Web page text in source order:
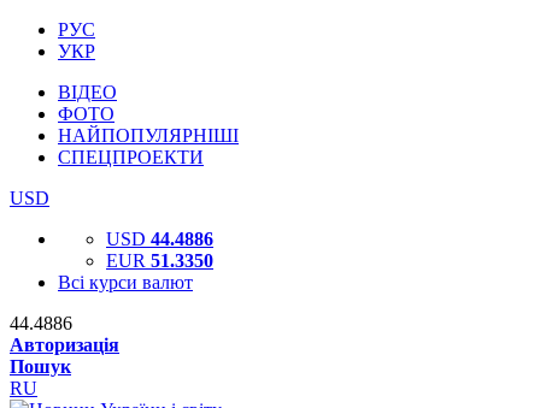
РУС
УКР
ВІДЕО
ФОТО
НАЙПОПУЛЯРНІШІ
СПЕЦПРОЕКТИ
USD
USD 44.4886
EUR 51.3350
Всі курси валют
44.4886
Авторизація
Пошук
RU